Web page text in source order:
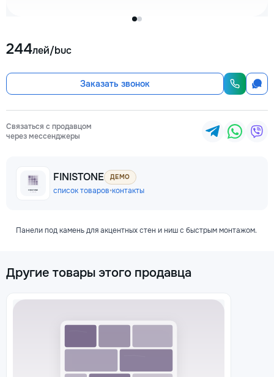
244лей/buc
Заказать звонок
Связаться с продавцом
через мессенджеры
FINISTONE ДЕМО
список товаров•контакты
Панели под камень для акцентных стен и ниш с быстрым монтажом.
Другие товары этого продавца